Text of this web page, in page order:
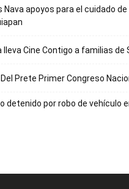
Nava apoyos para el cuidado
lleva Cine Contigo a familias de
Del Prete Primer Congreso
detenido por robo de vehículo